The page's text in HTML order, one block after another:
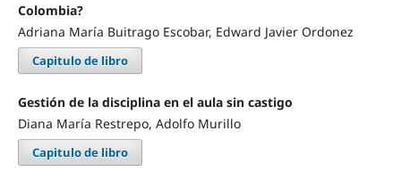
Colombia?
Adriana María Buitrago Escobar, Edward Javier Ordonez
Capitulo de libro
Gestión de la disciplina en el aula sin castigo
Diana María Restrepo, Adolfo Murillo
Capitulo de libro